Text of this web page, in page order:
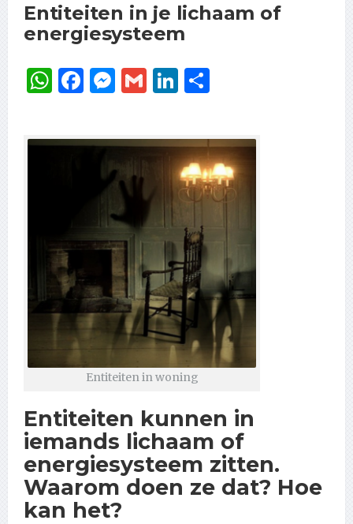
Entiteiten in je lichaam of
energiesysteem
WhatsApp
Facebook
Messenger
GmailLinkedIn
Entiteiten in woning
Entiteiten kunnen in
iemands lichaam of
energiesysteem zitten.
Waarom doen ze dat? Hoe
kan het?